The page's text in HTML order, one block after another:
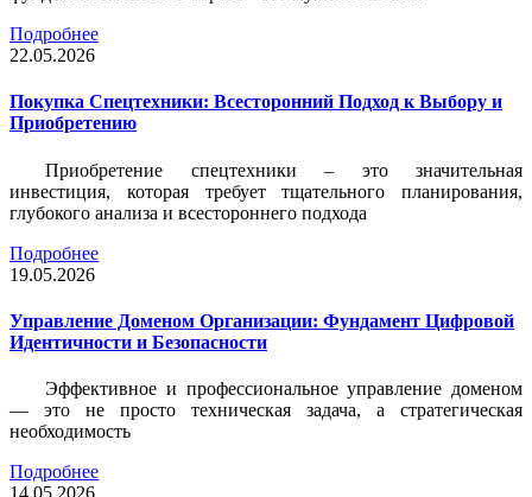
Подробнее
22.05.2026
Покупка Спецтехники: Всесторонний Подход к Выбору и
Приобретению
Приобретение спецтехники – это значительная
инвестиция, которая требует тщательного планирования,
глубокого анализа и всестороннего подхода
Подробнее
19.05.2026
Управление Доменом Организации: Фундамент Цифровой
Идентичности и Безопасности
Эффективное и профессиональное управление доменом
— это не просто техническая задача, а стратегическая
необходимость
Подробнее